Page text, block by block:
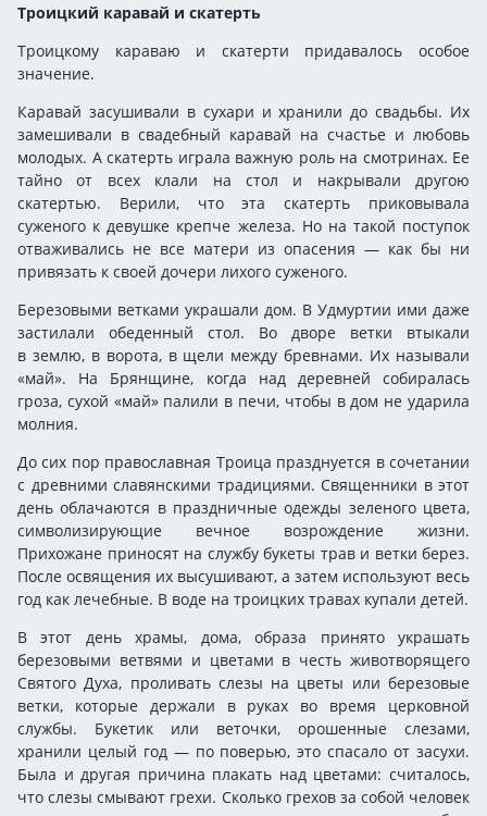
Троицкий каравай и скатерть
Троицкому караваю и скатерти придавалось особое
значение.
Каравай засушивали в сухари и хранили до свадьбы. Их
замешивали в свадебный каравай на счастье и любовь
молодых. А скатерть играла важную роль на смотринах. Ее
тайно от всех клали на стол и накрывали другою
скатертью. Верили, что эта скатерть приковывала
суженого к девушке крепче железа. Но на такой поступок
отваживались не все матери из опасения — как бы ни
привязать к своей дочери лихого суженого.
Березовыми ветками украшали дом. В Удмуртии ими даже
застилали обеденный стол. Во дворе ветки втыкали
в землю, в ворота, в щели между бревнами. Их называли
«май». На Брянщине, когда над деревней собиралась
гроза, сухой «май» палили в печи, чтобы в дом не ударила
молния.
До сих пор православная Троица празднуется в сочетании
с древними славянскими традициями. Священники в этот
день облачаются в праздничные одежды зеленого цвета,
символизирующие вечное возрождение жизни.
Прихожане приносят на службу букеты трав и ветки берез.
После освящения их высушивают, а затем используют весь
год как лечебные. В воде на троицких травах купали детей.
В этот день храмы, дома, образа принято украшать
березовыми ветвями и цветами в честь животворящего
Святого Духа, проливать слезы на цветы или березовые
ветки, которые держали в руках во время церковной
службы. Букетик или веточки, орошенные слезами,
хранили целый год — по поверью, это спасало от засухи.
Была и другая причина плакать над цветами: считалось,
что слезы смывают грехи. Сколько грехов за собой человек